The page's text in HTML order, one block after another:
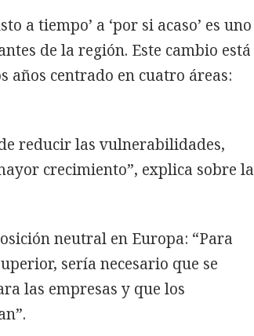
a tiempo’ a ‘por si acaso’ es uno
de la región. Este cambio está
años centrado en cuatro áreas:
reducir las vulnerabilidades,
crecimiento”, explica sobre la
neutral en Europa: “Para
sería necesario que se
las empresas y que los